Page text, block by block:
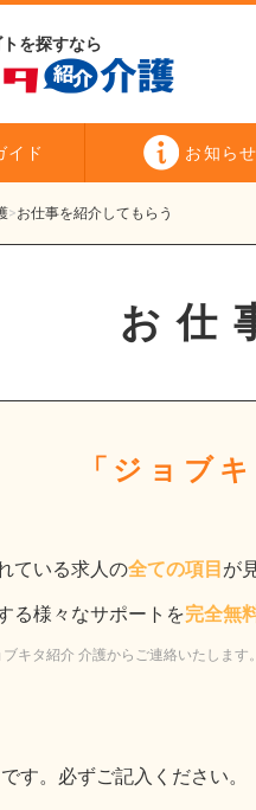
を探すなら
イド お知らせ
お仕事を紹介してもらう
お仕
「ジョブ
ている求人の全ての項目 が
る様々なサポートを完全無
キタ紹介 介護からご連絡いたします。
す。必ずご記入ください。